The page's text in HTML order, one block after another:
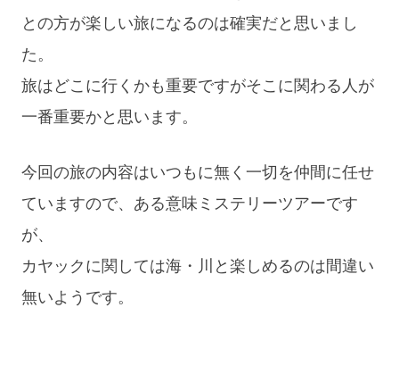
との方が楽しい旅になるのは確実だと思いまし
た。
旅はどこに行くかも重要ですがそこに関わる人が
一番重要かと思います。
今回の旅の内容はいつもに無く一切を仲間に任せ
ていますので、ある意味ミステリーツアーです
が、
カヤックに関しては海・川と楽しめるのは間違い
無いようです。